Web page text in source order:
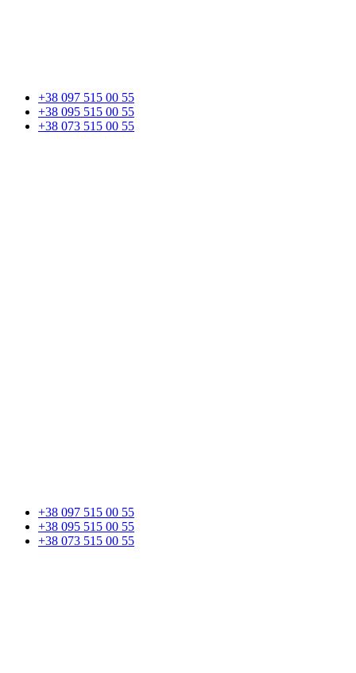
+38 097 515 00 55
+38 095 515 00 55
+38 073 515 00 55
+38 097 515 00 55
+38 095 515 00 55
+38 073 515 00 55